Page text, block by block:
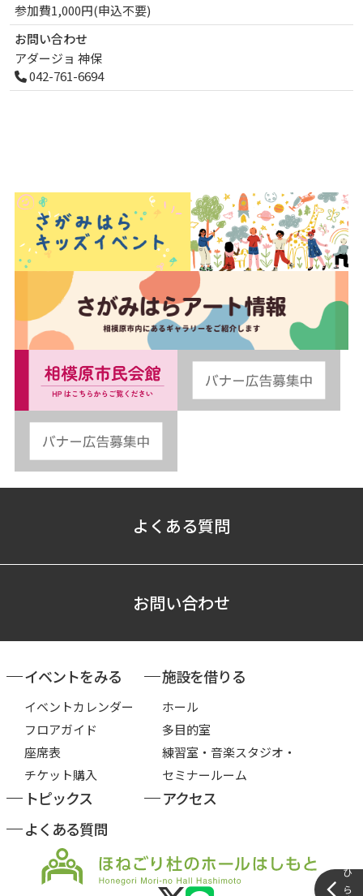
参加費1,000円(申込不要)
お問い合わせ
アダージョ 神保
042-761-6694
よくある質問
お問い合わせ
イベントをみる
イベントカレンダー
フロアガイド
座席表
チケット購入
施設を借りる
ホール
多目的室
練習室・音楽スタジオ・
セミナールーム
トピックス
アクセス
よくある質問